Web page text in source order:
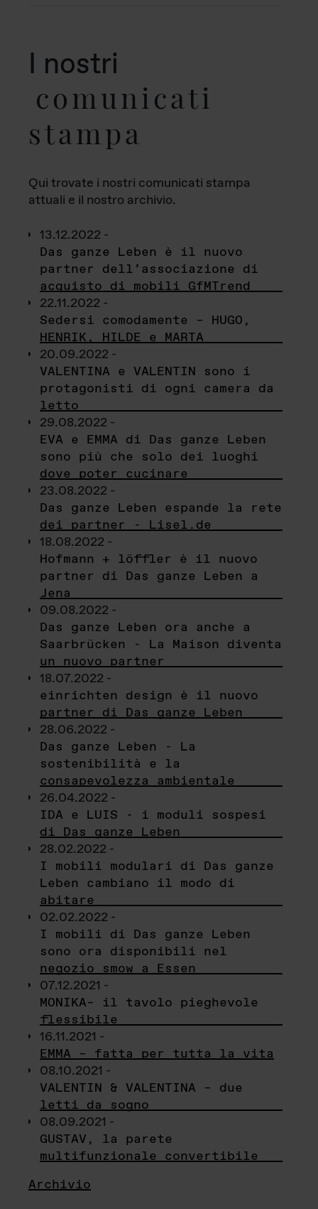
I nostri
comunicati
stampa
Qui trovate i nostri comunicati stampa
attuali e il nostro archivio.
13.12.2022 -
Das ganze Leben è il nuovo
partner dell’associazione di
acquisto di mobili GfMTrend
22.11.2022 -
Sedersi comodamente – HUGO,
HENRIK, HILDE e MARTA
20.09.2022 -
VALENTINA e VALENTIN sono i
protagonisti di ogni camera da
letto
29.08.2022 -
EVA e EMMA di Das ganze Leben
sono più che solo dei luoghi
dove poter cucinare
23.08.2022 -
Das ganze Leben espande la rete
dei partner - Lisel.de
18.08.2022 -
Hofmann + löffler è il nuovo
partner di Das ganze Leben a
Jena
09.08.2022 -
Das ganze Leben ora anche a
Saarbrücken - La Maison diventa
un nuovo partner
18.07.2022 -
einrichten design è il nuovo
partner di Das ganze Leben
28.06.2022 -
Das ganze Leben - La
sostenibilità e la
consapevolezza ambientale
26.04.2022 -
IDA e LUIS - i moduli sospesi
di Das ganze Leben
28.02.2022 -
I mobili modulari di Das ganze
Leben cambiano il modo di
abitare
02.02.2022 -
I mobili di Das ganze Leben
sono ora disponibili nel
negozio smow a Essen
07.12.2021 -
MONIKA– il tavolo pieghevole
flessibile
16.11.2021 -
EMMA – fatta per tutta la vita
08.10.2021 -
VALENTIN & VALENTINA – due
letti da sogno
08.09.2021 -
GUSTAV, la parete
multifunzionale convertibile
Archivio